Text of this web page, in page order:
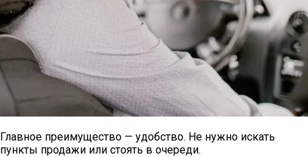
Главное преимущество — удобство. Не нужно искать
пункты продажи или стоять в очереди.